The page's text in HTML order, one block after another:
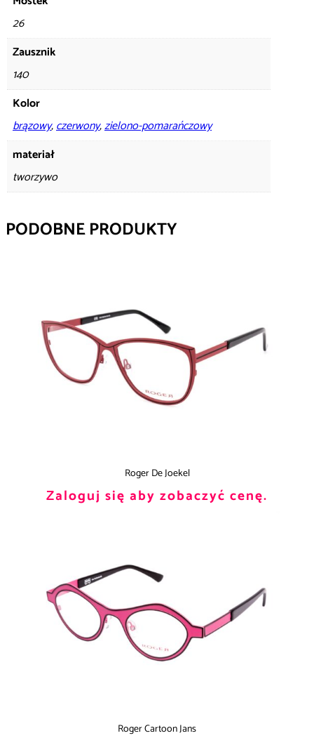
26
Zausznik
140
Kolor
brązowy,czerwony,zielono-pomarańczowy
materiał
tworzywo
PODOBNE PRODUKTY
Roger De Joekel
Zaloguj się aby zobaczyć cenę.
Roger Cartoon Jans